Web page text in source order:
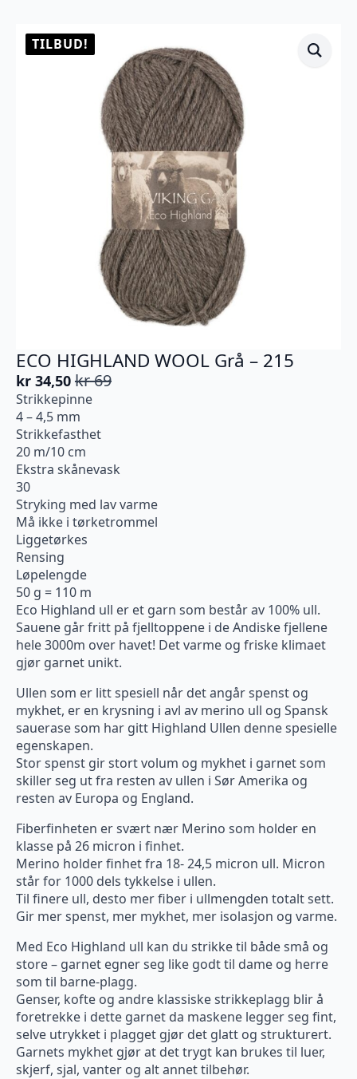
TILBUD!
ECO HIGHLAND WOOL Grå – 215
kr69
Opprinnelig
pris
var:
kr 69.
kr 34,50
Nåværende
pris
er:
kr 34,50.
Strikkepinne
4 – 4,5 mm
Strikkefasthet
20 m/10 cm
Ekstra skånevask
30
Stryking med lav varme
Må ikke i tørketrommel
Liggetørkes
Rensing
Løpelengde
50 g = 110 m
Eco Highland ull er et garn som består av 100% ull.
Sauene går fritt på fjelltoppene i de Andiske fjellene
hele 3000m over havet! Det varme og friske klimaet
gjør garnet unikt.
Ullen som er litt spesiell når det angår spenst og
mykhet, er en krysning i avl av merino ull og Spansk
sauerase som har gitt Highland Ullen denne spesielle
egenskapen.
Stor spenst gir stort volum og mykhet i garnet som
skiller seg ut fra resten av ullen i Sør Amerika og
resten av Europa og England.
Fiberfinheten er svært nær Merino som holder en
klasse på 26 micron i finhet.
Merino holder finhet fra 18- 24,5 micron ull. Micron
står for 1000 dels tykkelse i ullen.
Til finere ull, desto mer fiber i ullmengden totalt sett.
Gir mer spenst, mer mykhet, mer isolasjon og varme.
Med Eco Highland ull kan du strikke til både små og
store – garnet egner seg like godt til dame og herre
som til barne-plagg.
Genser, kofte og andre klassiske strikkeplagg blir å
foretrekke i dette garnet da maskene legger seg fint,
selve utrykket i plagget gjør det glatt og strukturert.
Garnets mykhet gjør at det trygt kan brukes til luer,
skjerf, sjal, vanter og alt annet tilbehør.